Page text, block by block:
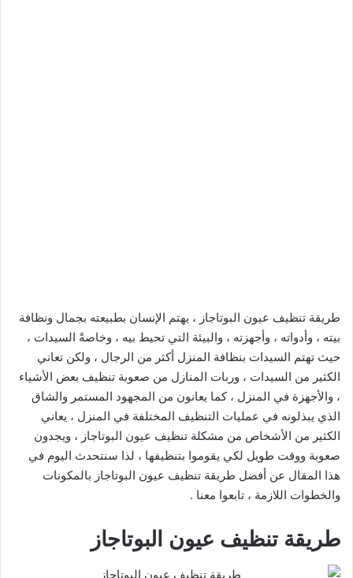
طريقة تنظيف عيون البوتاجاز ، يهتم الإنسان بطبيعته بجمال ونظافة
بيته ، وأدواته ، وأجهزته ، والبيئة التي تحيط بيه ، وخاصةً السيدات ،
حيث تهتم السيدات بنظافة المنزل أكثر من الرجال ، ولكن تعاني
الكثير من السيدات ، وربات المنازل من صعوبة تنظيف بعض الأشياء
، والأجهزة في المنزل ، كما يعانون من المجهود المستمر والشاق
الذي يبذلونه في عمليات التنظيف المختلفة في المنزل ، يعاني
الكثير من الأشخاص من مشكلة تنظيف عيون البوتاجاز ، ويجدون
صعوبة ووقت طويل لكي يقوموا بتنظيفها ، لذا سنتحدث اليوم في
هذا المقال عن أفضل طريقة تنظيف عيون البوتاجاز بالمكونات
والخطوات اللازمة ، تابعوا معنا .
طريقة تنظيف عيون البوتاجاز